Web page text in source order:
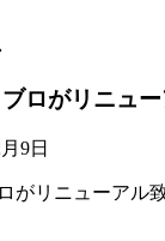
ロがリニュー
9日
がリニューアル